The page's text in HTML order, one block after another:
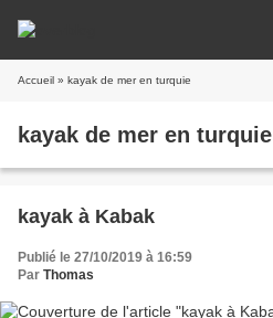
Accueil » kayak de mer en turquie
kayak de mer en turquie
kayak à Kabak
Publié le 27/10/2019 à 16:59
Par Thomas